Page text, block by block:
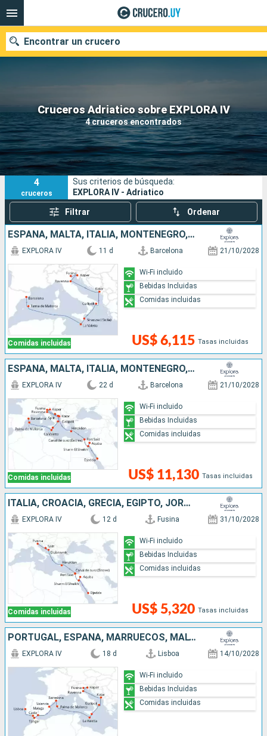
Cruceros Adriatico sobre EXPLORA IV
4 cruceros encontrados
Encontrar un crucero
Nuestros destinos
Fecha de salida
Puertos Compañías
Buscar
4
cruceros
Sus criterios de búsqueda:
EXPLORA IV - Adriatico
Filtrar Ordenar
ESPAÑA, MALTA, ITALIA, MONTENEGRO, ESLOVENIA
Comidas incluidas
EXPLORA IV 11 d Barcelona 21/10/2028
US$ 6,115 Tasas incluidas
Wi-Fi incluido
Bebidas Incluidas
Comidas incluidas
ESPAÑA, MALTA, ITALIA, MONTENEGRO, ESLOVENIA, CROACIA, GRECIA, EGIPTO, JORDANIA, ARABIA SAUDÍ
Comidas incluidas
EXPLORA IV 22 d Barcelona 21/10/2028
US$ 11,130 Tasas incluidas
Wi-Fi incluido
Bebidas Incluidas
Comidas incluidas
ITALIA, CROACIA, GRECIA, EGIPTO, JORDANIA, ARABIA SAUDÍ
Comidas incluidas
EXPLORA IV 12 d Fusina 31/10/2028
US$ 5,320 Tasas incluidas
Wi-Fi incluido
Bebidas Incluidas
Comidas incluidas
PORTUGAL, ESPAÑA, MARRUECOS, MALTA, ITALIA, MONTENEGRO, ESLOVENIA
EXPLORA IV 18 d Lisboa 14/10/2028
Wi-Fi incluido
Bebidas Incluidas
Comidas incluidas